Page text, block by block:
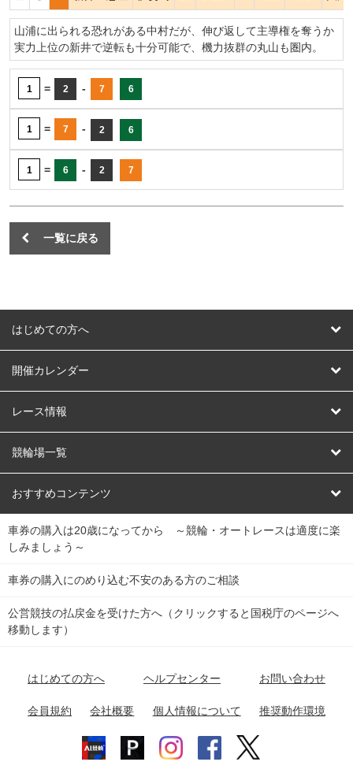
山浦に出られる恐れがある中村だが、伸び返して主導権を奪うか
実力上位の新井で逆転も十分可能で、機力抜群の丸山も圏内。
1 = 2 - 7 6
1 = 7 - 2 6
1 = 6 - 2 7
一覧に戻る
はじめての方へ
はじめての方へ
開催カレンダー
競輪
オートレース
競輪くじ
Dokanto!
チャリロトプラザ
レース情報
レース予想
レース結果
キャリーオーバー一覧
競輪場一覧
北日本 函館競輪場
関
東
弥彦競輪場 前橋競輪場 取手競輪場 宇都宮競輪場
関
東
小田原競輪場
名古屋競輪場 岐阜競輪場 大垣競輪場 豊橋競輪場
富山競輪場 松阪競輪場 四日市競輪場
福井競輪場 奈良競輪場 向日町競輪場
おすすめコンテンツ
競輪選手情報
Perfecta Navi
netkeirin
車券の購入は20歳になってから ～競輪・オートレースは適度に楽
しみましょう～
車券の購入にのめり込む不安のある方のご相談
公営競技の払戻金を受けた方へ（クリックすると国税庁のページへ
移動します）
はじめての方へ ヘルプセンター お問い合わせ
会員規約 会社概要 個人情報について 推奨動作環境